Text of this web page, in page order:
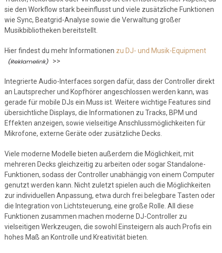
sie den Workflow stark beeinflusst und viele zusätzliche Funktionen
wie Sync, Beatgrid-Analyse sowie die Verwaltung großer
Musikbibliotheken bereitstellt.
Hier findest du mehr Informationen zu DJ- und Musik-Equipment
>>
Integrierte Audio-Interfaces sorgen dafür, dass der Controller direkt
an Lautsprecher und Kopfhörer angeschlossen werden kann, was
gerade für mobile DJs ein Muss ist. Weitere wichtige Features sind
übersichtliche Displays, die Informationen zu Tracks, BPM und
Effekten anzeigen, sowie vielseitige Anschlussmöglichkeiten für
Mikrofone, externe Geräte oder zusätzliche Decks.
Viele moderne Modelle bieten außerdem die Möglichkeit, mit
mehreren Decks gleichzeitig zu arbeiten oder sogar Standalone-
Funktionen, sodass der Controller unabhängig von einem Computer
genutzt werden kann. Nicht zuletzt spielen auch die Möglichkeiten
zur individuellen Anpassung, etwa durch frei belegbare Tasten oder
die Integration von Lichtsteuerung, eine große Rolle. All diese
Funktionen zusammen machen moderne DJ-Controller zu
vielseitigen Werkzeugen, die sowohl Einsteigern als auch Profis ein
hohes Maß an Kontrolle und Kreativität bieten.